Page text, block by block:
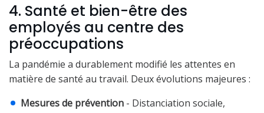
4. Santé et bien-être des
employés au centre des
préoccupations
La pandémie a durablement modifié les attentes en
matière de santé au travail. Deux évolutions majeures :
Mesures de prévention - Distanciation sociale,